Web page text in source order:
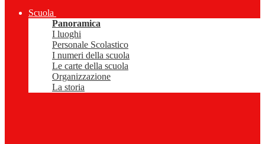
Scuola
Panoramica
I luoghi
Personale Scolastico
I numeri della scuola
Le carte della scuola
Organizzazione
La storia